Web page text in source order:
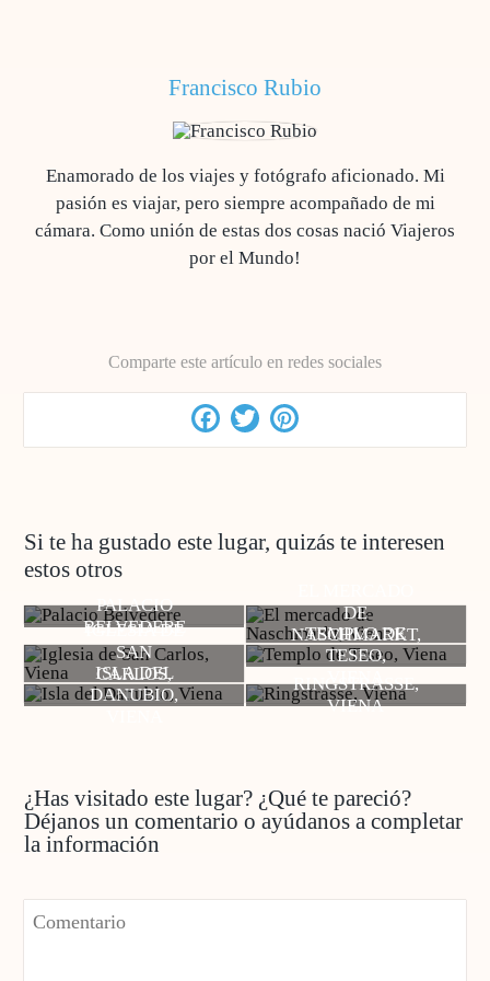
Francisco Rubio
Enamorado de los viajes y fotógrafo aficionado. Mi
pasión es viajar, pero siempre acompañado de mi
cámara. Como unión de estas dos cosas nació Viajeros
por el Mundo!
Comparte este artículo en redes sociales
Facebook
Twitter
Si te ha gustado este lugar, quizás te interesen
estos otros
PALACIO
BELVEDERE
DE
NASCHMARKT,
VIENA
IGLESIA DE
SAN
CARLOS,
VIENA
TEMPLO DE
TESEO,
ISLA DEL
DANUBIO,
RINGSTRASSE,
VIENA
¿Has visitado este lugar? ¿Qué te pareció?
Déjanos un comentario o ayúdanos a completar
la información